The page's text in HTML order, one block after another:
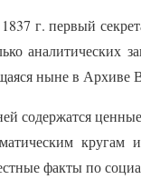
г. первый
аналитических
ныне в
содержатся ценные
кругам
факты по